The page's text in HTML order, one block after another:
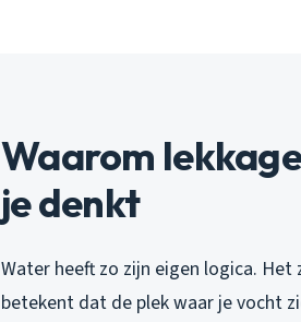
Waarom
je denkt
Water heeft zo zijn eigen logica.
betekent dat de plek waar je vocht